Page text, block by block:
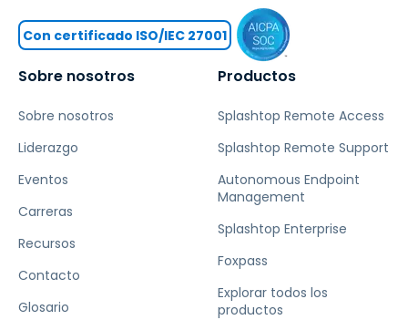
Sobre nosotros
Sobre nosotros
Liderazgo
Eventos
Carreras
Recursos
Contacto
Glosario
Productos
Splashtop Remote Access
Splashtop Remote Support
Autonomous Endpoint
Management
Splashtop Enterprise
Foxpass
Explorar todos los
productos
Con certificado ISO/IEC 27001